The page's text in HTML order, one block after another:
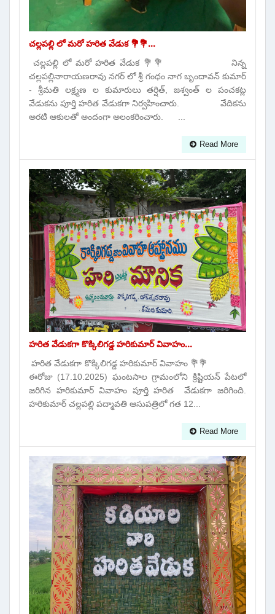
చల్లపల్లి లో మరో హరిత వేడుక 💐💐...
చల్లపల్లి లో మరో హరిత వేడుక 💐💐 నిన్న
చల్లపల్లినారాయణరావు నగర్ లో శ్రీ గంధం నాగ బృందావన్ కుమార్
- శ్రీమతి లక్ష్మణ ల కుమారులు తర్షిత్, జశ్వంత్ ల పంచకట్ల
వేడుకను పూర్తి హరిత వేడుకగా నిర్వహించారు. వేదికను
అరటి ఆకులతో అందంగా అలంకరించారు. ...
Read More
హరిత వేడుకగా కొక్కిలిగడ్డ హరికుమార్ వివాహం...
హరిత వేడుకగా కొక్కిలిగడ్డ హరికుమార్ వివాహం 💐💐
ఈరోజు (17.10.2025) ఘంటసాల గ్రామంలోని క్రిష్టియన్ పేటలో
జరిగిన హరికుమార్ వివాహం పూర్తి హరిత వేడుకగా జరిగింది.
హరికుమార్ చల్లపల్లి పద్మావతి ఆసుపత్రిలో గత 12...
Read More